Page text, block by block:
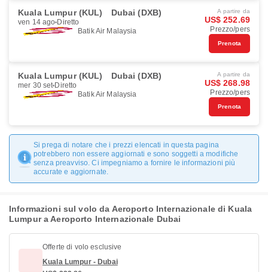
Kuala Lumpur (KUL) Dubai (DXB)
ven 14 ago Diretto
Batik Air Malaysia
A partire da
US$ 252.69
Prezzo/pers
Prenota
Kuala Lumpur (KUL) Dubai (DXB)
mer 30 set Diretto
Batik Air Malaysia
A partire da
US$ 268.98
Prezzo/pers
Prenota
Si prega di notare che i prezzi elencati in questa pagina
potrebbero non essere aggiornati e sono soggetti a modifiche
senza preavviso. Ci impegniamo a fornire le informazioni più
accurate e aggiornate.
Informazioni sul volo da Aeroporto Internazionale di Kuala
Lumpur a Aeroporto Internazionale Dubai
Offerte di volo esclusive
Kuala Lumpur - Dubai